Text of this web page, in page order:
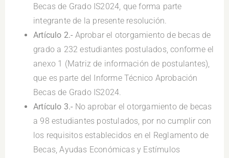
Becas de Grado IS2024, que forma parte
integrante de la presente resolución.
Artículo 2.- Aprobar el otorgamiento de becas de
grado a 232 estudiantes postulados,conforme el
anexo 1 (Matriz de información de postulantes),
que es parte del Informe Técnico Aprobación
Becas de Grado IS2024.
Artículo 3.- No aprobar el otorgamiento de becas
a 98 estudiantes postulados, por no cumplir con
los requisitos establecidos en el Reglamento de
Becas, Ayudas Económicas y Estímulos